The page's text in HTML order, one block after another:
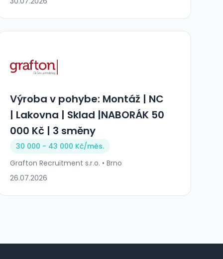
Výroba v pohybe: Montáž | NC
| Lakovna | Sklad |NABORÁK 50
000 Kč | 3 směny
30 000 - 43 000 Kč/měs.
Grafton Recruitment s.r.o. • Brno
26.07.2026